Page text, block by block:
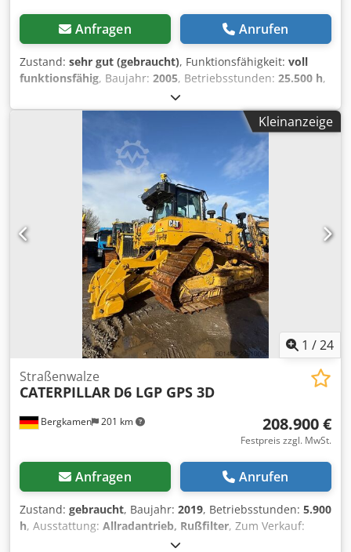
Anfragen Anrufen
Zustand: sehr gut (gebraucht), Funktionsfähigkeit: voll
funktionsfähig, Baujahr: 2005, Betriebsstunden: 25.500 h,
Die Maschine befindet sich in sehr gutem Zustand. Voll
funktionsfähig. Einsatzbereit. Dsdpfxozam D Ie Al Sokr
Kleinanzeige
1 /24
Bergkamen 201 km
Straßenwalze
CATERPILLAR D6 LGP GPS 3D
208.900 €
Festpreis zzgl. MwSt.
Anfragen Anrufen
Zustand: gebraucht, Baujahr: 2019, Betriebsstunden: 5.900
h, Ausstattung: Allradantrieb, Rußfilter, Zum Verkauf:
Caterpillar D6 LGP Raupe mit GPS 3D ? Ich biete hier eine